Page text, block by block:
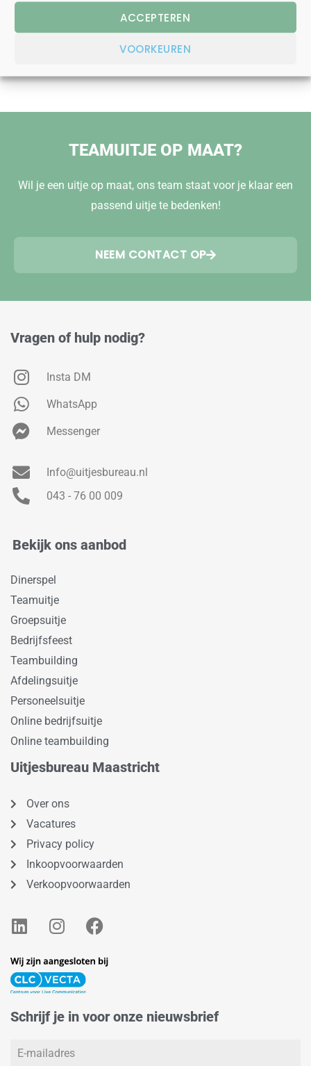
ACCEPTEREN
VOORKEUREN
LIEVER BELLEN?
043 - 76 00 009
TEAMUITJE OP MAAT?
Wil je een uitje op maat, ons team staat voor je klaar een
passend uitje te bedenken!
NEEM CONTACT OP
Vragen of hulp nodig?
Insta DM
WhatsApp
Messenger
Info@uitjesbureau.nl
043 - 76 00 009
Bekijk ons aanbod
Dinerspel
Teamuitje
Groepsuitje
Bedrijfsfeest
Teambuilding
Afdelingsuitje
Personeelsuitje
Online bedrijfsuitje
Online teambuilding
Uitjesbureau Maastricht
Over ons
Vacatures
Privacy policy
Inkoopvoorwaarden
Verkoopvoorwaarden
L
i
k
e
i
I
n
t
a
r
m
F
a
e
o
Schrijf je in voor onze nieuwsbrief